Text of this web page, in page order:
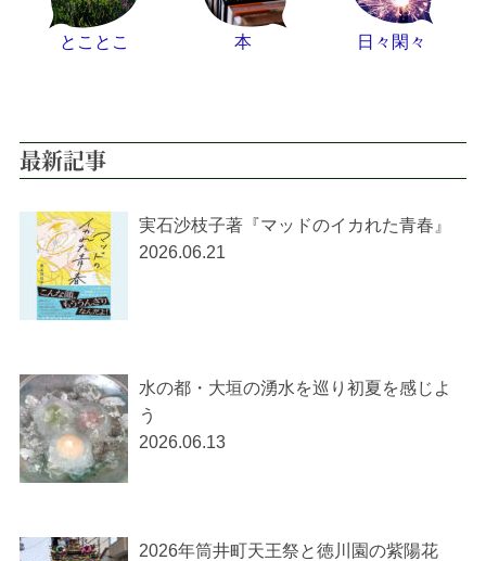
とことこ 本 日々閑々
最新記事
実石沙枝子著『マッドのイカれた青春』
2026.06.21
水の都・大垣の湧水を巡り初夏を感じよ
う
2026.06.13
2026年筒井町天王祭と徳川園の紫陽花